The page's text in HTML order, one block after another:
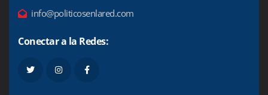
info@politicosenlared.com
Conectar a la Redes: